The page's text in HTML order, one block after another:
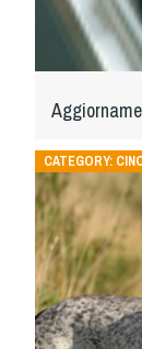
CATEGORY: